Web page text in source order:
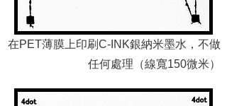
在PET薄膜上印刷C-INK銀納米墨水，不做
任何處理（線寬150微米）